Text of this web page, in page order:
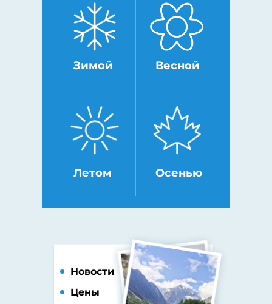
Зимой Весной
Летом Осенью
Новости
Цены